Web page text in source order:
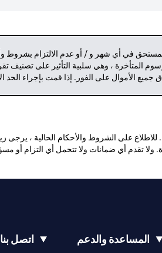
في أي شهر و / أو عدم الالتزام
المتأخرة ، وهي سلبية التأثير على
جميع الأموال على الفور. إذا قمت بإجراء
على الشروط والأحكام الحالية ، يرجى
ولا تقدم أي ضمانات ولا تتحمل أي التزام أو
المساعدة والدعم اتصل بنا